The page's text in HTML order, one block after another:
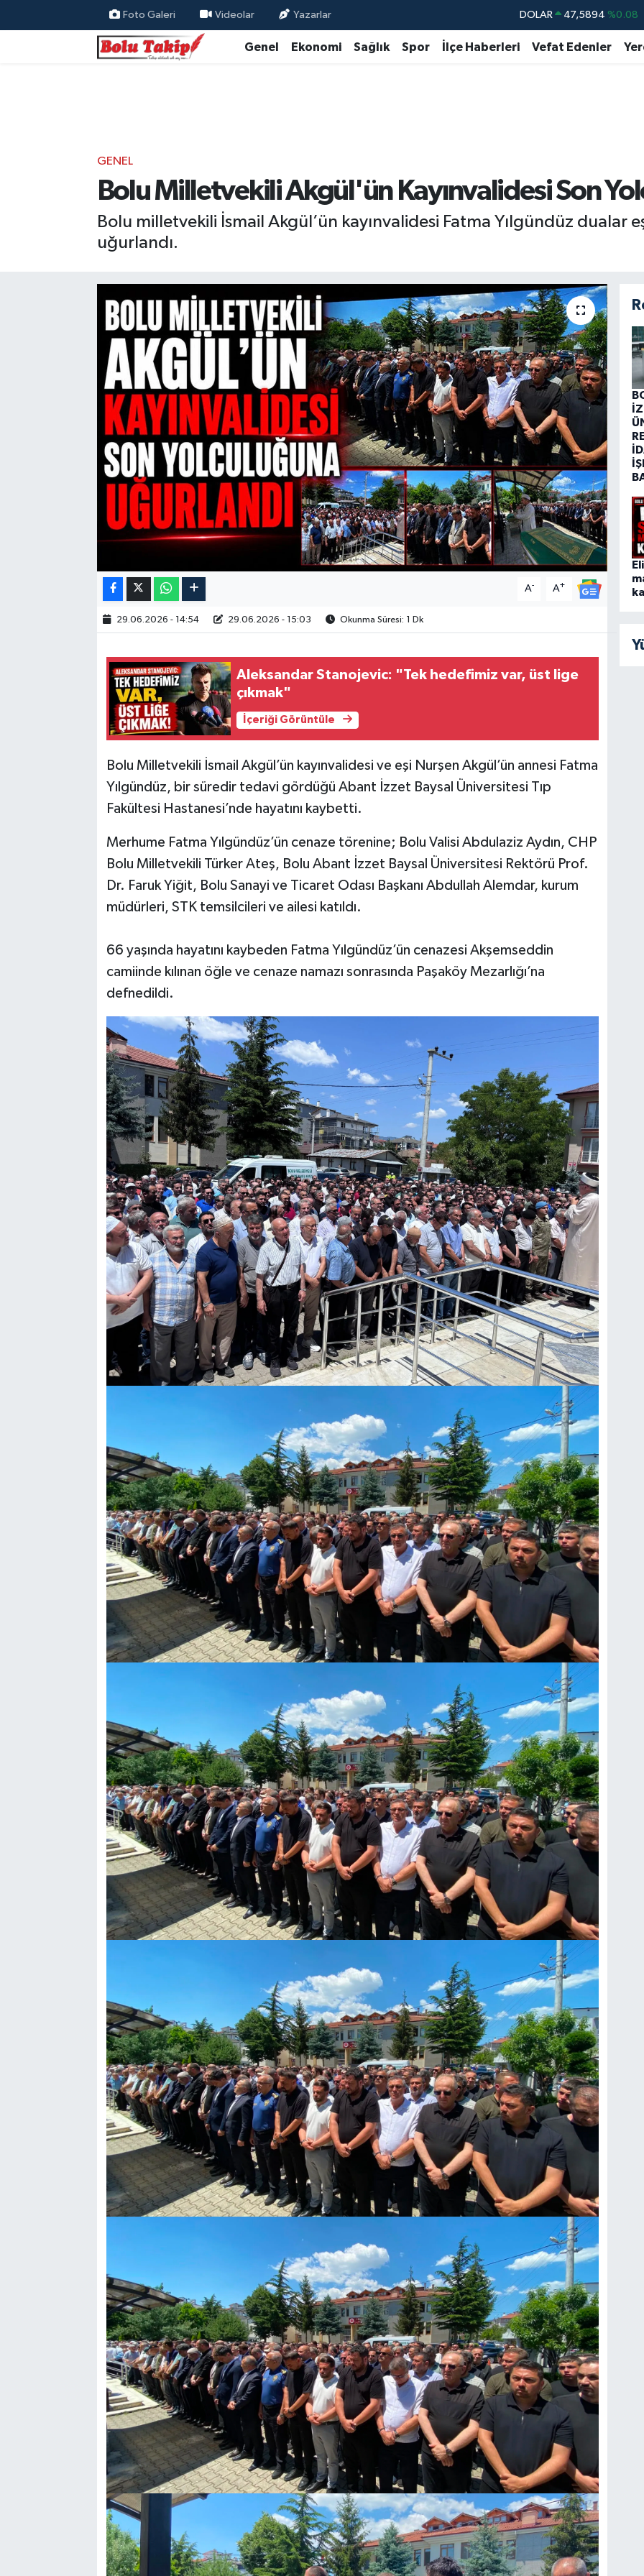
Foto Galeri Videolar Yazarlar DOLAR 47,5894 %0.08
EURO 55,0398 %-0.02
Genel Ekonomi Sağlık Spor İlçe Haberleri Vefat Edenler
GENEL
Bolu Milletvekili Akgül'ün Kayınvalidesi Son
Bolu milletvekili İsmail Akgül’ün kayınvalidesi Fatma Yılgündüz dualar
uğurlandı.
A- A+
29.06.2026 - 14:54 29.06.2026 - 15:03 Okunma Süresi: 1 Dk
Aleksandar Stanojevic: "Tek hedefimiz var, üst lige
çıkmak"
İçeriği Görüntüle
Bolu Milletvekili İsmail Akgül’ün kayınvalidesi ve eşi Nurşen Akgül’ün annesi Fatma
Yılgündüz, bir süredir tedavi gördüğü Abant İzzet Baysal Üniversitesi Tıp
Fakültesi Hastanesi’nde hayatını kaybetti.
Merhume Fatma Yılgündüz’ün cenaze törenine; Bolu Valisi Abdulaziz Aydın, CHP
Bolu Milletvekili Türker Ateş, Bolu Abant İzzet Baysal Üniversitesi Rektörü Prof.
Dr. Faruk Yiğit, Bolu Sanayi ve Ticaret Odası Başkanı Abdullah Alemdar, kurum
müdürleri, STK temsilcileri ve ailesi katıldı.
66 yaşında hayatını kaybeden Fatma Yılgündüz’ün cenazesi Akşemseddin
camiinde kılınan öğle ve cenaze namazı sonrasında Paşaköy Mezarlığı’na
defnedildi.